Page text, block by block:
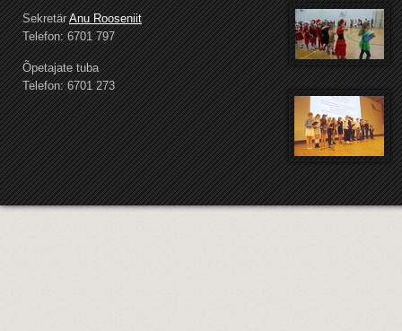
SekretärAnu Rooseniit
Telefon: 6701 797
Õpetajate tuba
Telefon: 6701 273